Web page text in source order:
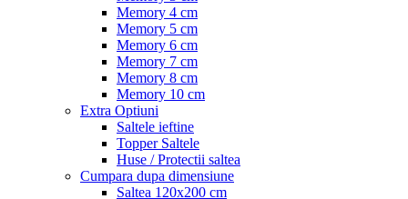
Memory 4 cm
Memory 5 cm
Memory 6 cm
Memory 7 cm
Memory 8 cm
Memory 10 cm
Extra Optiuni
Saltele ieftine
Topper Saltele
Huse / Protectii saltea
Cumpara dupa dimensiune
Saltea 120x200 cm